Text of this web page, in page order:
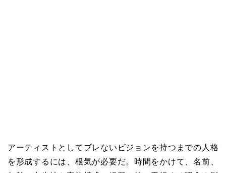
アーティストとしてブレないビジョンを持つまでの人格
を形成するには、根気が必要だ。時間をかけて、名前、